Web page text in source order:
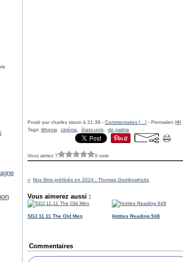
Posté par charles tatum à 21:38 - Commentaires [ ] - Permalien [#]
Tags: lithgow, cinéma états-unis de palma
Vous aimez ? 0 vote
Nos films préférés en 2024 : Thomas Gombowhicks
Vous aimerez aussi :
SDJ 11.11 The Old Men Hotties Reading 948
Commentaires